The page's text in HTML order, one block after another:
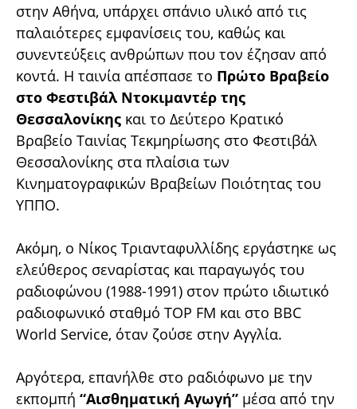
στην Αθήνα, υπάρχει σπάνιο υλικό από τις
παλαιότερες εμφανίσεις του, καθώς και
συνεντεύξεις ανθρώπων που τον έζησαν από
κοντά. H ταινία απέσπασε το Πρώτο Βραβείο
στο Φεστιβάλ Ντοκιμαντέρ της
Θεσσαλονίκης και το Δεύτερο Κρατικό
Βραβείο Ταινίας Τεκμηρίωσης στο Φεστιβάλ
Θεσσαλονίκης στα πλαίσια των
Κινηματογραφικών Βραβείων Ποιότητας του
ΥΠΠΟ.
Ακόμη, ο Νίκος Τριανταφυλλίδης εργάστηκε ως
ελεύθερος σεναρίστας και παραγωγός του
ραδιοφώνου (1988-1991) στον πρώτο ιδιωτικό
ραδιοφωνικό σταθμό TOP FM και στο BBC
World Service, όταν ζούσε στην Αγγλία.
Αργότερα, επανήλθε στο ραδιόφωνο με την
εκπομπή “Αισθηματική Αγωγή” μέσα από την